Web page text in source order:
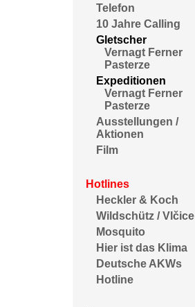
Telefon
10 Jahre Calling
Gletscher
Vernagt Ferner
Pasterze
Expeditionen
Vernagt Ferner
Pasterze
Ausstellungen /
Aktionen
Film
Hotlines
Heckler & Koch
Wildschütz / Vlčice
Mosquito
Hier ist das Klima
Deutsche AKWs
Hotline